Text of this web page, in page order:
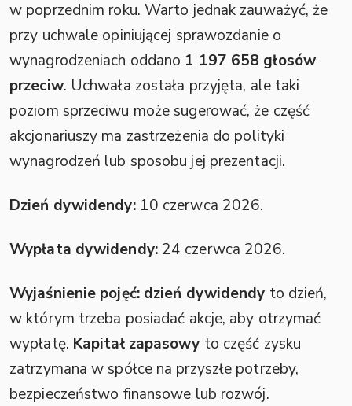
w poprzednim roku. Warto jednak zauważyć, że
przy uchwale opiniującej sprawozdanie o
wynagrodzeniach oddano 1 197 658 głosów
przeciw. Uchwała została przyjęta, ale taki
poziom sprzeciwu może sugerować, że część
akcjonariuszy ma zastrzeżenia do polityki
wynagrodzeń lub sposobu jej prezentacji.
Dzień dywidendy:10 czerwca 2026.
Wypłata dywidendy:24 czerwca 2026.
Wyjaśnienie pojęć: dzień dywidendy to dzień,
w którym trzeba posiadać akcje, aby otrzymać
wypłatę. Kapitał zapasowy to część zysku
zatrzymana w spółce na przyszłe potrzeby,
bezpieczeństwo finansowe lub rozwój.